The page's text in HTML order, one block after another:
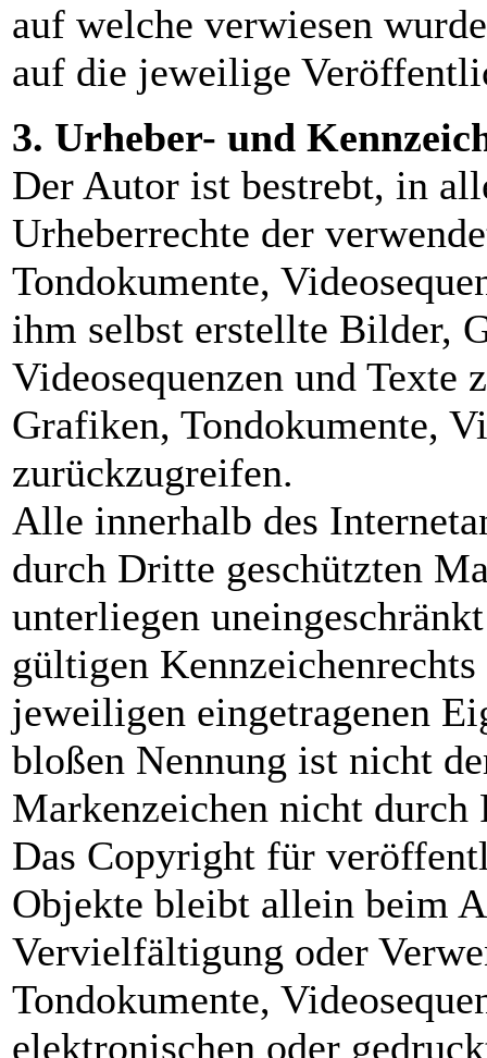
auf welche verwiesen
auf die jeweilige
3. Urheber- und
Der Autor ist bestrebt, in
Urheberrechte der
Tondokumente,
ihm selbst erstellte Bilder,
Videosequenzen und Texte
Grafiken, Tondokumente,
zurückzugreifen.
Alle innerhalb des
durch Dritte geschützten
unterliegen
gültigen
jeweiligen eingetragenen
bloßen Nennung ist nicht
Markenzeichen nicht
Das Copyright für
Objekte bleibt allein beim
Vervielfältigung oder
Tondokumente,
elektronischen oder